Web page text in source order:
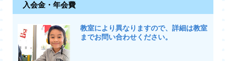
入会金・年会費
教室により異なりますので、詳細は教室
までお問い合わせください。